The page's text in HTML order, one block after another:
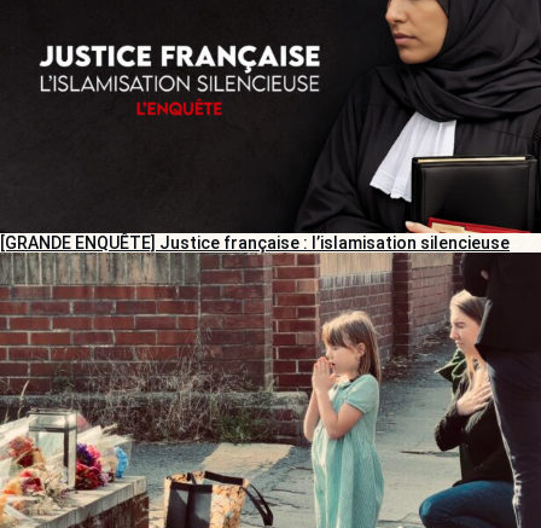
[GRANDE ENQUÊTE] Justice française : l’islamisation silencieuse